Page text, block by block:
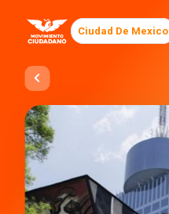
Ciudad De Mexico